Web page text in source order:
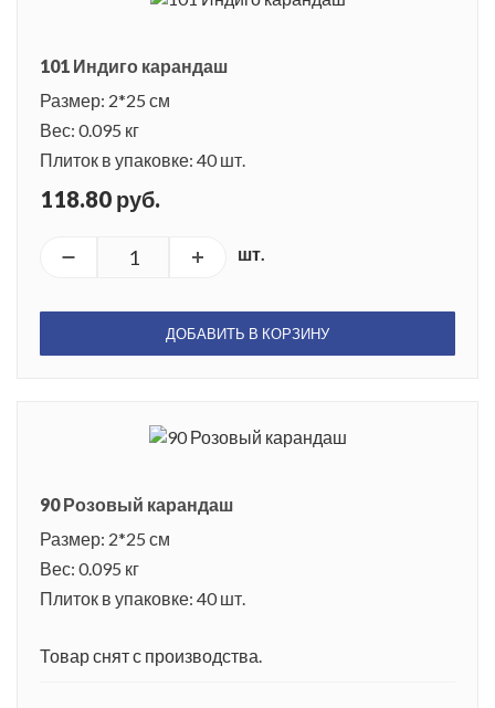
101 Индиго карандаш
Размер: 2*25 см
Вес: 0.095 кг
Плиток в упаковке: 40 шт.
118.80 руб.
шт.
ДОБАВИТЬ В КОРЗИНУ
90 Розовый карандаш
Размер: 2*25 см
Вес: 0.095 кг
Плиток в упаковке: 40 шт.
Товар снят с производства.